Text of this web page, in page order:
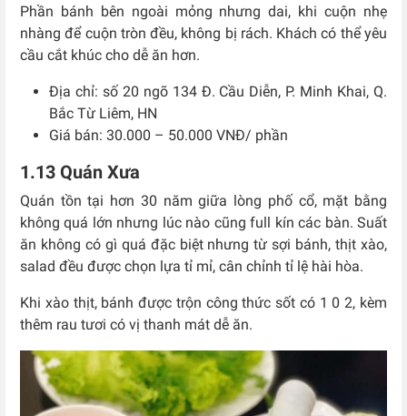
Phần bánh bên ngoài mỏng nhưng dai, khi cuộn nhẹ
nhàng để cuộn tròn đều, không bị rách. Khách có thể yêu
cầu cắt khúc cho dễ ăn hơn.
Địa chỉ: số 20 ngõ 134 Đ. Cầu Diễn, P. Minh Khai, Q.
Bắc Từ Liêm, HN
Giá bán: 30.000 – 50.000 VNĐ/ phần
1.13 Quán Xưa
Quán tồn tại hơn 30 năm giữa lòng phố cổ, mặt bằng
không quá lớn nhưng lúc nào cũng full kín các bàn. Suất
ăn không có gì quá đặc biệt nhưng từ sợi bánh, thịt xào,
salad đều được chọn lựa tỉ mỉ, cân chỉnh tỉ lệ hài hòa.
Khi xào thịt, bánh được trộn công thức sốt có 1 0 2, kèm
thêm rau tươi có vị thanh mát dễ ăn.